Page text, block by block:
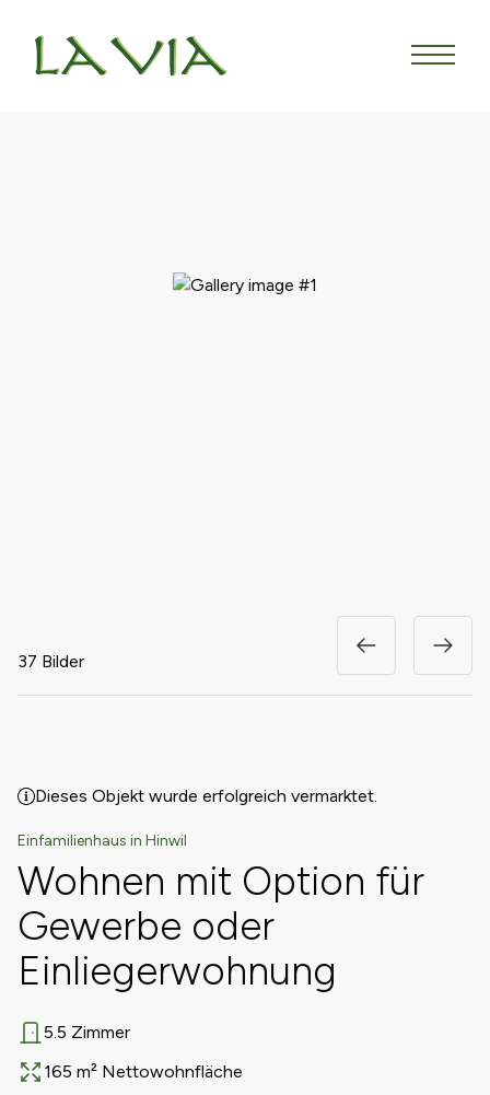
37 Bilder
Dieses Objekt wurde erfolgreich vermarktet.
Einfamilienhaus in Hinwil
Wohnen mit Option für
Gewerbe oder
Einliegerwohnung
Anzahl Zimmer
5.5 Zimmer
Fläche
165 m² Nettowohnfläche